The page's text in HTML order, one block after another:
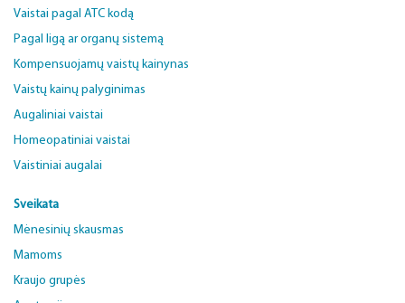
Vaistai pagal ATC kodą
Pagal ligą ar organų sistemą
Kompensuojamų vaistų kainynas
Vaistų kainų palyginimas
Augaliniai vaistai
Homeopatiniai vaistai
Vaistiniai augalai
Sveikata
Mėnesinių skausmas
Mamoms
Kraujo grupės